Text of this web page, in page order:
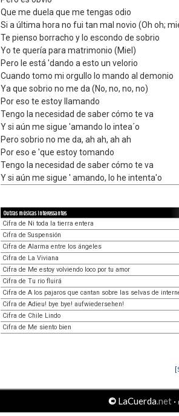
Que me duela que me tengas odio
Si a última hora no fui tan mal novio (Oh oh;
Te pienso borracho y lo escondo de sobrio
Yo te quería para matrimonio (Miel)
Pero le está 'dando a esto un velorio
Cuando tomo mi orgullo lo mando al demonio
Ya que sobrio no me da (No, no, no, no)
Por eso te estoy llamando
Tengo la necesidad de saber cómo te va
Y si aún me sigue 'amando lo intea´o
Pero sobrio no me da, ah ah, ah ah
Por eso e 'que estoy tomando
Tengo la necesidad de saber cómo te va
Y si aún me sigue ' amando, lo he intenta'o
Outras músicas interessantes
Cifra de Ni toda la tierra entera
Cifra de Suspensión
Cifra de Alarma entre los ángeles
Cifra de La Viviana
Cifra de Me estoy volviendo loco por tu amor
Cifra de Tu rio fluirá
Cifra de A los pajaros que cantan sobre las selvas de
Cifra de Adieu! bye bye! aufwiedersehen!
Cifra de Chile Lindo
Cifra de Me siento bien
©LaCuerda.net·